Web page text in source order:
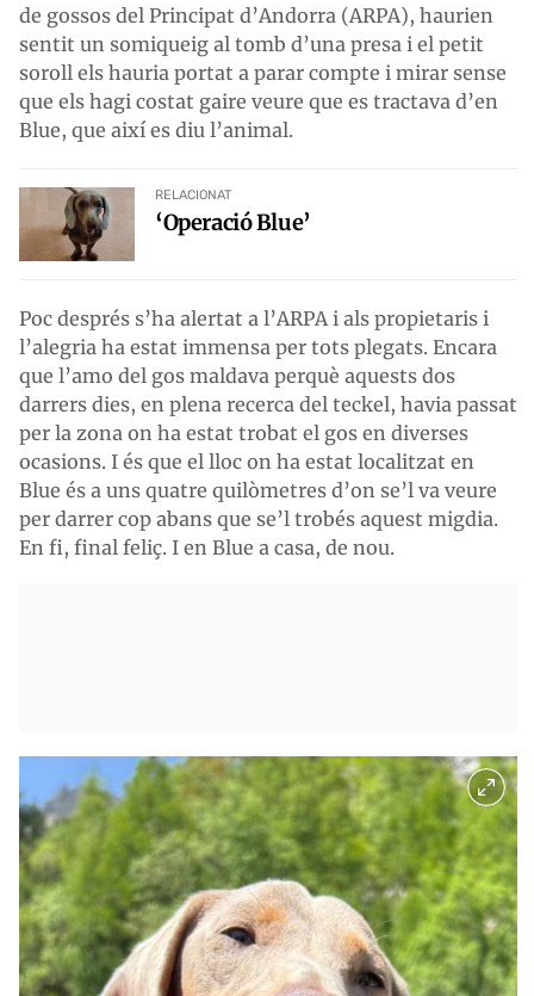
de gossos del Principat d’Andorra (ARPA), haurien
sentit un somiqueig al tomb d’una presa i el petit
soroll els hauria portat a parar compte i mirar sense
que els hagi costat gaire veure que es tractava d’en
Blue, que així es diu l’animal.
RELACIONAT
‘Operació Blue’
Poc després s’ha alertat a l’ARPA i als propietaris i
l’alegria ha estat immensa per tots plegats. Encara
que l’amo del gos maldava perquè aquests dos
darrers dies, en plena recerca del teckel, havia passat
per la zona on ha estat trobat el gos en diverses
ocasions. I és que el lloc on ha estat localitzat en
Blue és a uns quatre quilòmetres d’on se’l va veure
per darrer cop abans que se’l trobés aquest migdia.
En fi, final feliç. I en Blue a casa, de nou.